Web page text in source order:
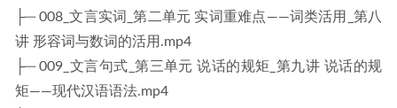
├─ 008_文言实词_第二单元 实词重难点——词类活用_第八
讲 形容词与数词的活用.mp4
├─ 009_文言句式_第三单元 说话的规矩_第九讲 说话的规
矩——现代汉语语法.mp4